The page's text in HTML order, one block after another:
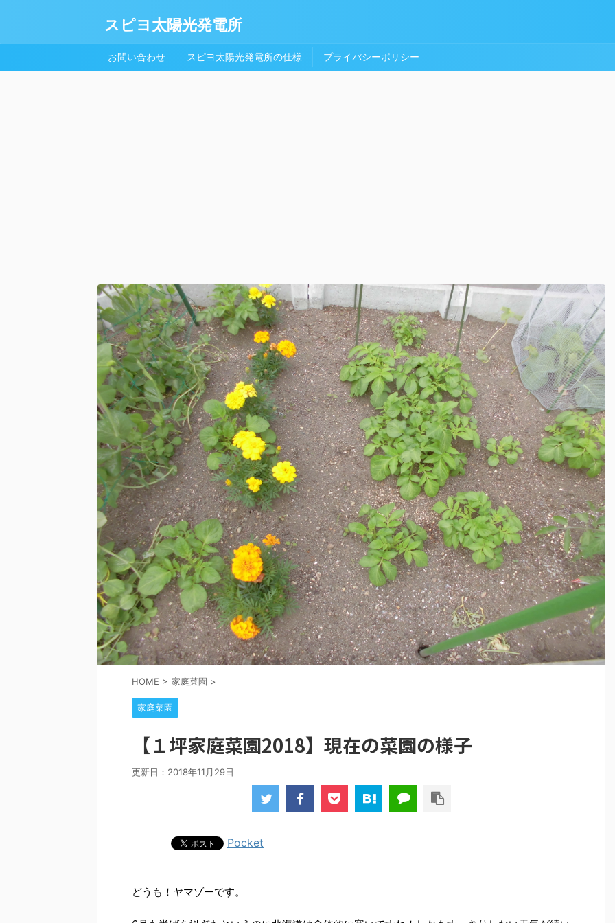
スピヨ太陽光発電所
お問い合わせ スピヨ太陽光発電所の仕様 プライバシーポリシー
HOME > 家庭菜園 >
家庭菜園
【１坪家庭菜園2018】現在の菜園の様子
更新日： 2018年11月29日
Pocket
どうも！ヤマゾーです。